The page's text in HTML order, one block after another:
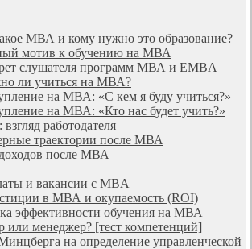
МВА и кому нужно это образование?
мотив к обучению на МВА
слушателя программ МВА и EMBA
ли учиться на МВА?
на МВА: «С кем я буду учиться?»
на МВА: «Кто нас будет учить?»
работодателя
траектории после МВА
после МВА
и вакансии с MBA
в МВА и окупаемость (ROI)
эффективности обучения на МВА
или менеджер? [тест компетенций]
на определение управленческой